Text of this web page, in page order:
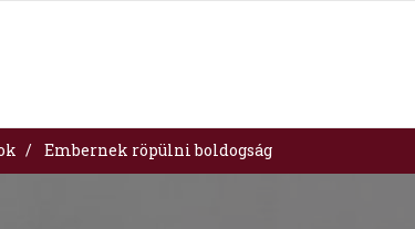
Embernek röpülni boldogság